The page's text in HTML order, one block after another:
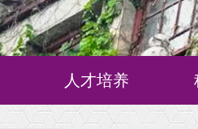
人才培养
教学体系